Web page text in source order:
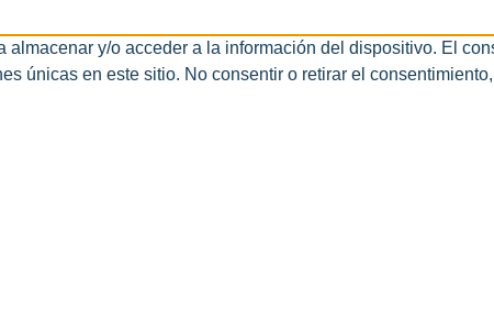
y/o acceder a la información del dispositivo. El
únicas en este sitio. No consentir o retirar el